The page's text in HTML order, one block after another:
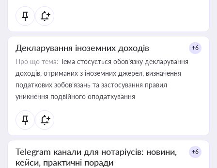
Декларування іноземних доходів +6
Про що тема: Тема стосується обов’язку декларування
доходів, отриманих з іноземних джерел, визначення
податкових зобов’язань та застосування правил
уникнення подвійного оподаткування
Telegram канали для нотаріусів: новини,
кейси, практичні поради
+6